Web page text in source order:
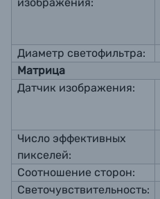
Диаметр светофильтра:
Матрица
Датчик изображения:
Число эффективных
пикселей:
Соотношение сторон:
Светочувствительность: